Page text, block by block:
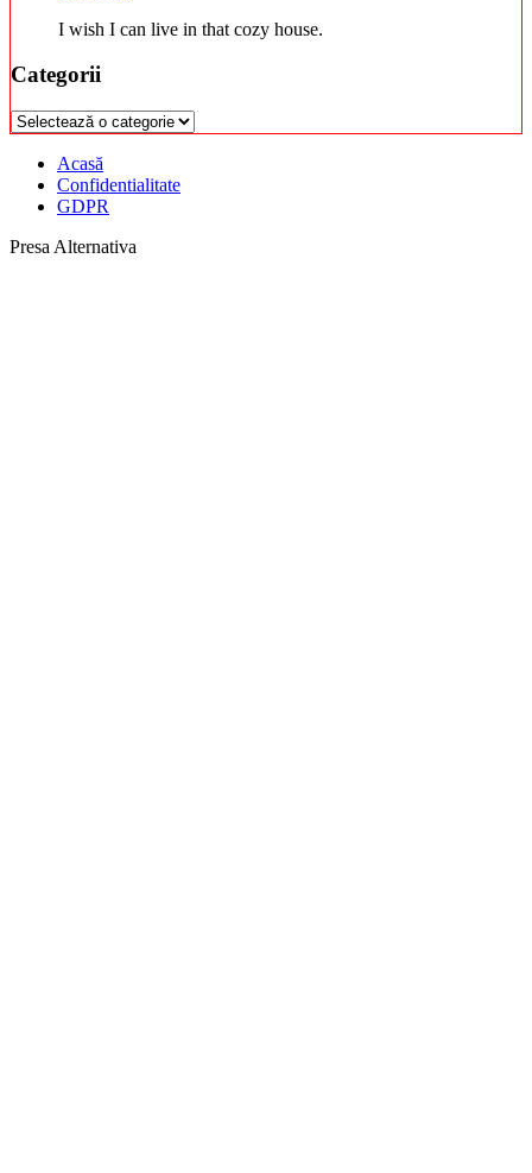
I wish I can live in that cozy house.
Categorii
Categorii
Acasă
Confidentialitate
GDPR
Presa Alternativa